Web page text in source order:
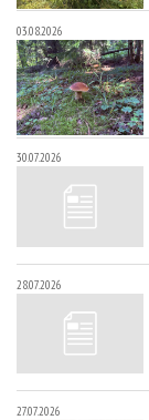
03.08.2026
30.07.2026
28.07.2026
27.07.2026